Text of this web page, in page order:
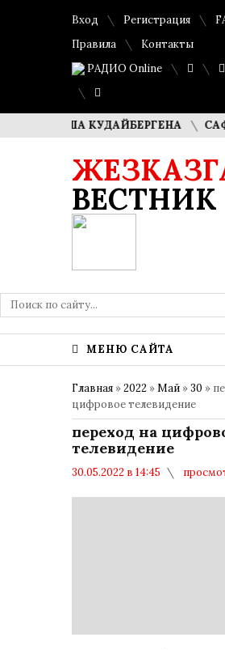
Вход Регистрация
Правила
Контакты
РАДИО Online
КУДАЙБЕРГЕНА
ВЕСТНИК
МЕНЮ САЙТА
Главная »2022 »Май »30 »
цифровое телевидение
переход на
телевидение
30.05.2022 в 14:45